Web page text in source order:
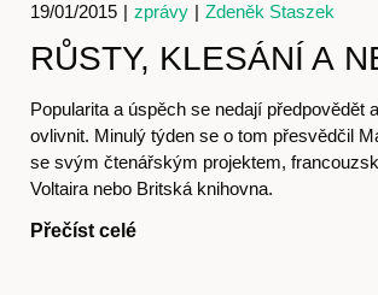
19/01/2015 | zprávy | Zdeněk Staszek
RŮSTY, KLESÁNÍ A
Popularita a úspěch se nedají předpovědět
ovlivnit. Minulý týden se o tom přesvědčil
se svým čtenářským projektem,
Voltaira nebo Britská knihovna.
Přečíst celé